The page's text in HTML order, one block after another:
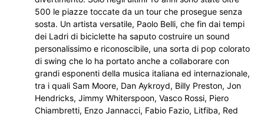
500 le piazze toccate da un tour che prosegue senza
sosta. Un artista versatile, Paolo Belli, che fin dai tempi
dei Ladri di biciclette ha saputo costruire un sound
personalissimo e riconoscibile, una sorta di pop colorato
di swing che lo ha portato anche a collaborare con
grandi esponenti della musica italiana ed internazionale,
tra i quali Sam Moore, Dan Aykroyd, Billy Preston, Jon
Hendricks, Jimmy Whiterspoon, Vasco Rossi, Piero
Chiambretti, Enzo Jannacci, Fabio Fazio, Litfiba, Red